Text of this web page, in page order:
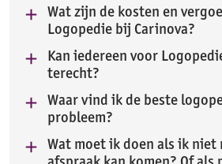
Wat zijn de kosten en
Logopedie bij Carinova?
Kan iedereen voor
terecht?
Waar vind ik de beste
probleem?
Wat moet ik doen als ik niet